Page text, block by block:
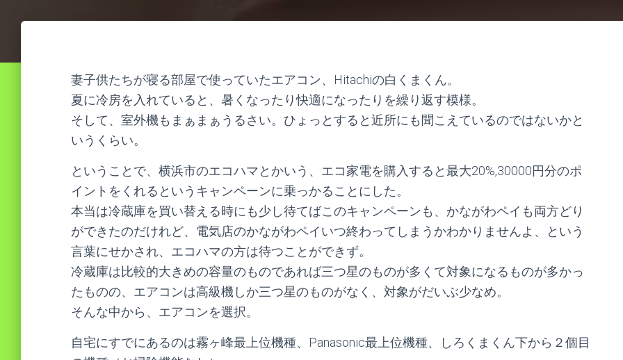
妻子供たちが寝る部屋で使っていたエアコン、Hitachiの白くまくん。
夏に冷房を入れていると、暑くなったり快適になったりを繰り返す模様。
そして、室外機もまぁまぁうるさい。ひょっとすると近所にも聞こえているのではないかと
いうくらい。
ということで、横浜市のエコハマとかいう、エコ家電を購入すると最大20%,30000円分のポ
イントをくれるというキャンペーンに乗っかることにした。
本当は冷蔵庫を買い替える時にも少し待てばこのキャンペーンも、かながわペイも両方どり
ができたのだけれど、電気店のかながわペイいつ終わってしまうかわかりませんよ、という
言葉にせかされ、エコハマの方は待つことができず。
冷蔵庫は比較的大きめの容量のものであれば三つ星のものが多くて対象になるものが多かっ
たものの、エアコンは高級機しか三つ星のものがなく、対象がだいぶ少なめ。
そんな中から、エアコンを選択。
自宅にすでにあるのは霧ヶ峰最上位機種、Panasonic最上位機種、しろくまくん下から２個目